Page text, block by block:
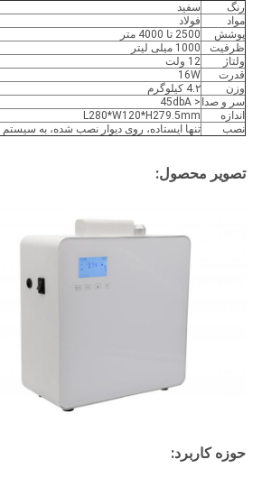
رنگ
سفید
مواد
فولاد
پوشش
2500 تا 4000 متر
ظرفیت
1000 میلی لیتر
ولتاژ
12 ولت
قدرت
16W
وزن
4.۲ کیلوگرم
سر و صدا < 45dbA
اندازه
L280*W120*H279.5mm
نصب
تنها ایستاده، روی دیوار نصب شده، به
تصویر محصول:
حوزه کاربرد: